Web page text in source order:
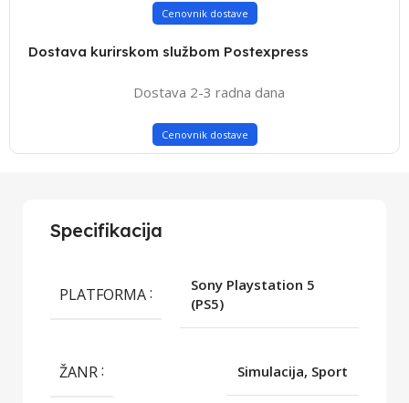
Cenovnik dostave
Dostava kurirskom službom Postexpress
Dostava 2-3 radna dana
Cenovnik dostave
Specifikacija
PLATFORMA
Sony Playstation 5
(PS5)
ŽANR Simulacija, Sport